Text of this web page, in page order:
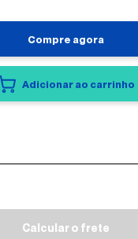
Compre agora
Adicionar ao carrinho
Calcular o frete